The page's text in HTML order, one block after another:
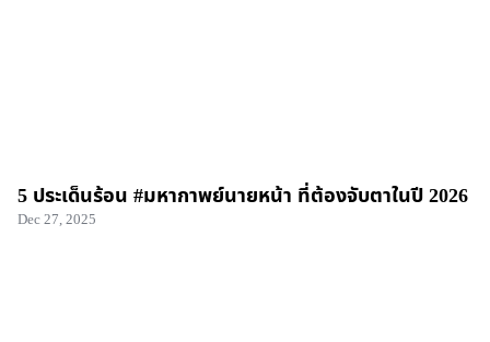
5 ประเด็นร้อน #มหากาพย์นายหน้า ที่ต้องจับตาในปี 2026
Dec 27, 2025